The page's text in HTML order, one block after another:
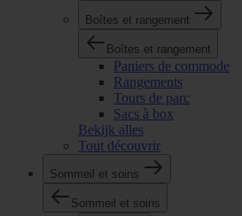
Boîtes et rangement
Boîtes et rangement
Paniers de commode
Rangements
Tours de parc
Sacs à box
Bekijk alles
Tout découvrir
Sommeil et soins
Sommeil et soins